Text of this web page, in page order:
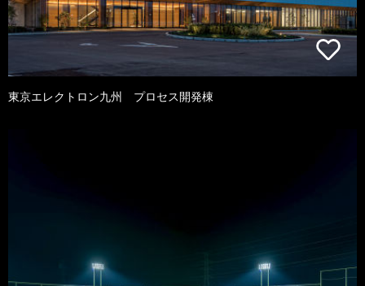
東京エレクトロン九州 プロセス開発棟